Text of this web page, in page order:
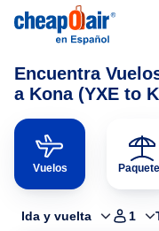
Encuentra
a Kona (YXE to
Vuelos
Ida y vuelta 1